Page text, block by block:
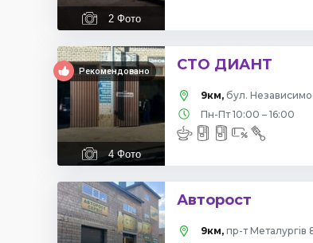
2 Фото
Рекомендовано
4 Фото
СТО ДИАНТ
9км, бул.
Пн-Пт 10:00 – 16:00
Авторост
9км, пр-т Металургів